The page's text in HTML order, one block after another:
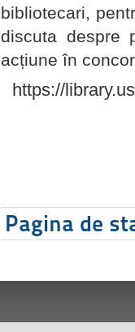
bibliotecari,
discuta despre
acțiune în
https://
Pagina de